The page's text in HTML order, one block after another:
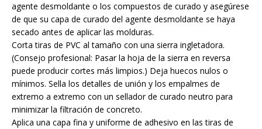
agente desmoldante o los compuestos de curado y asegúrese
de que su capa de curado del agente desmoldante se haya
secado antes de aplicar las molduras.
Corta tiras de PVC al tamaño con una sierra ingletadora.
(Consejo profesional: Pasar la hoja de la sierra en reversa
puede producir cortes más limpios.) Deja huecos nulos o
mínimos. Sella los detalles de unión y los empalmes de
extremo a extremo con un sellador de curado neutro para
minimizar la filtración de concreto.
Aplica una capa fina y uniforme de adhesivo en las tiras de